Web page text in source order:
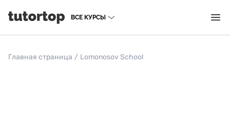
ВСЕ КУРСЫ
Главная страница / Lomonosov School